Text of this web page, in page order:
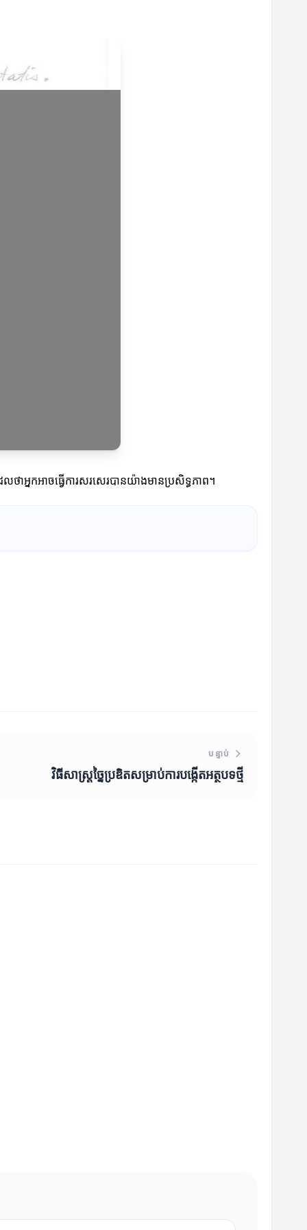
អ្នកអាចធ្វើការសរសេរបានយ៉ាងមានប្រសិទ្ធភាព។
បន្ទាប់
វិធីសាស្ត្រច្នៃប្រឌិតសម្រាប់ការបង្កើតអត្ថបទថ្មី